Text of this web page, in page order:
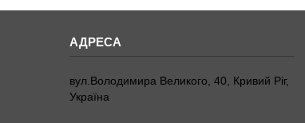
вул.Володимира Великого, 40, Кривий Ріг,
Україна